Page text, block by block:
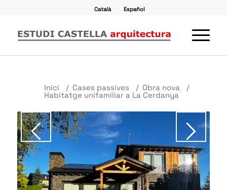
Català Español
Inici / Cases passives / Obra nova /
Habitatge unifamiliar a La Cerdanya